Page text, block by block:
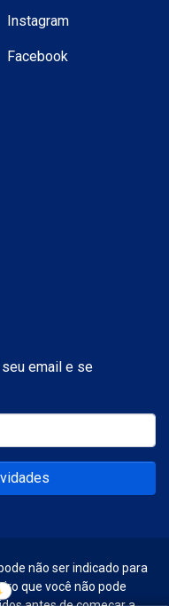
Instagram
Facebook
email e se
não ser indicado para
que você não pode